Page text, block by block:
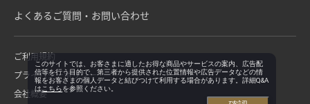
よくあるご質問・お問い合わせ
ご利用規約
プライバシーポリシー
会社概要
このサイトでは、お客さまに適したお得な商品やサービスの案内、広告配
信等を行う目的で、第三者から提供された位置情報や広告データなどの情
報をお客さまの個人データと結びつけて利用する場合があります。詳細Q&A
はこちらを参照ください。